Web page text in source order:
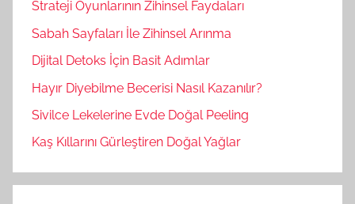
Strateji Oyunlarının Zihinsel Faydaları
Sabah Sayfaları İle Zihinsel Arınma
Dijital Detoks İçin Basit Adımlar
Hayır Diyebilme Becerisi Nasıl Kazanılır?
Sivilce Lekelerine Evde Doğal Peeling
Kaş Kıllarını Gürleştiren Doğal Yağlar